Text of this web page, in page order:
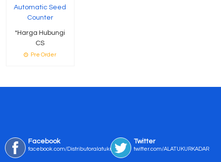
Automatic Seed
Counter
*Harga Hubungi
CS
Pre Order
Facebook
facebook.com/Distributoralatukur
Twitter
twitter.com/ALATUKURKADAR